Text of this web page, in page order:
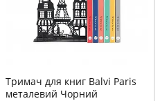
Тримач для книг Balvi Paris
металевий Чорний